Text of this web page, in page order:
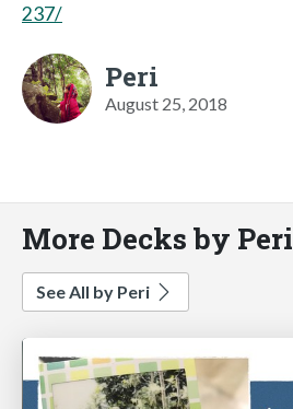
237/
Peri
August 25, 2018
More Decks by Peri
See All by Peri